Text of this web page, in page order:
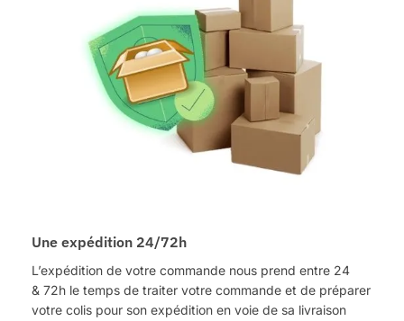
Une expédition 24/72h
L’expédition de votre commande nous prend entre 24
& 72h le temps de traiter votre commande et de préparer
votre colis pour son expédition en voie de sa livraison